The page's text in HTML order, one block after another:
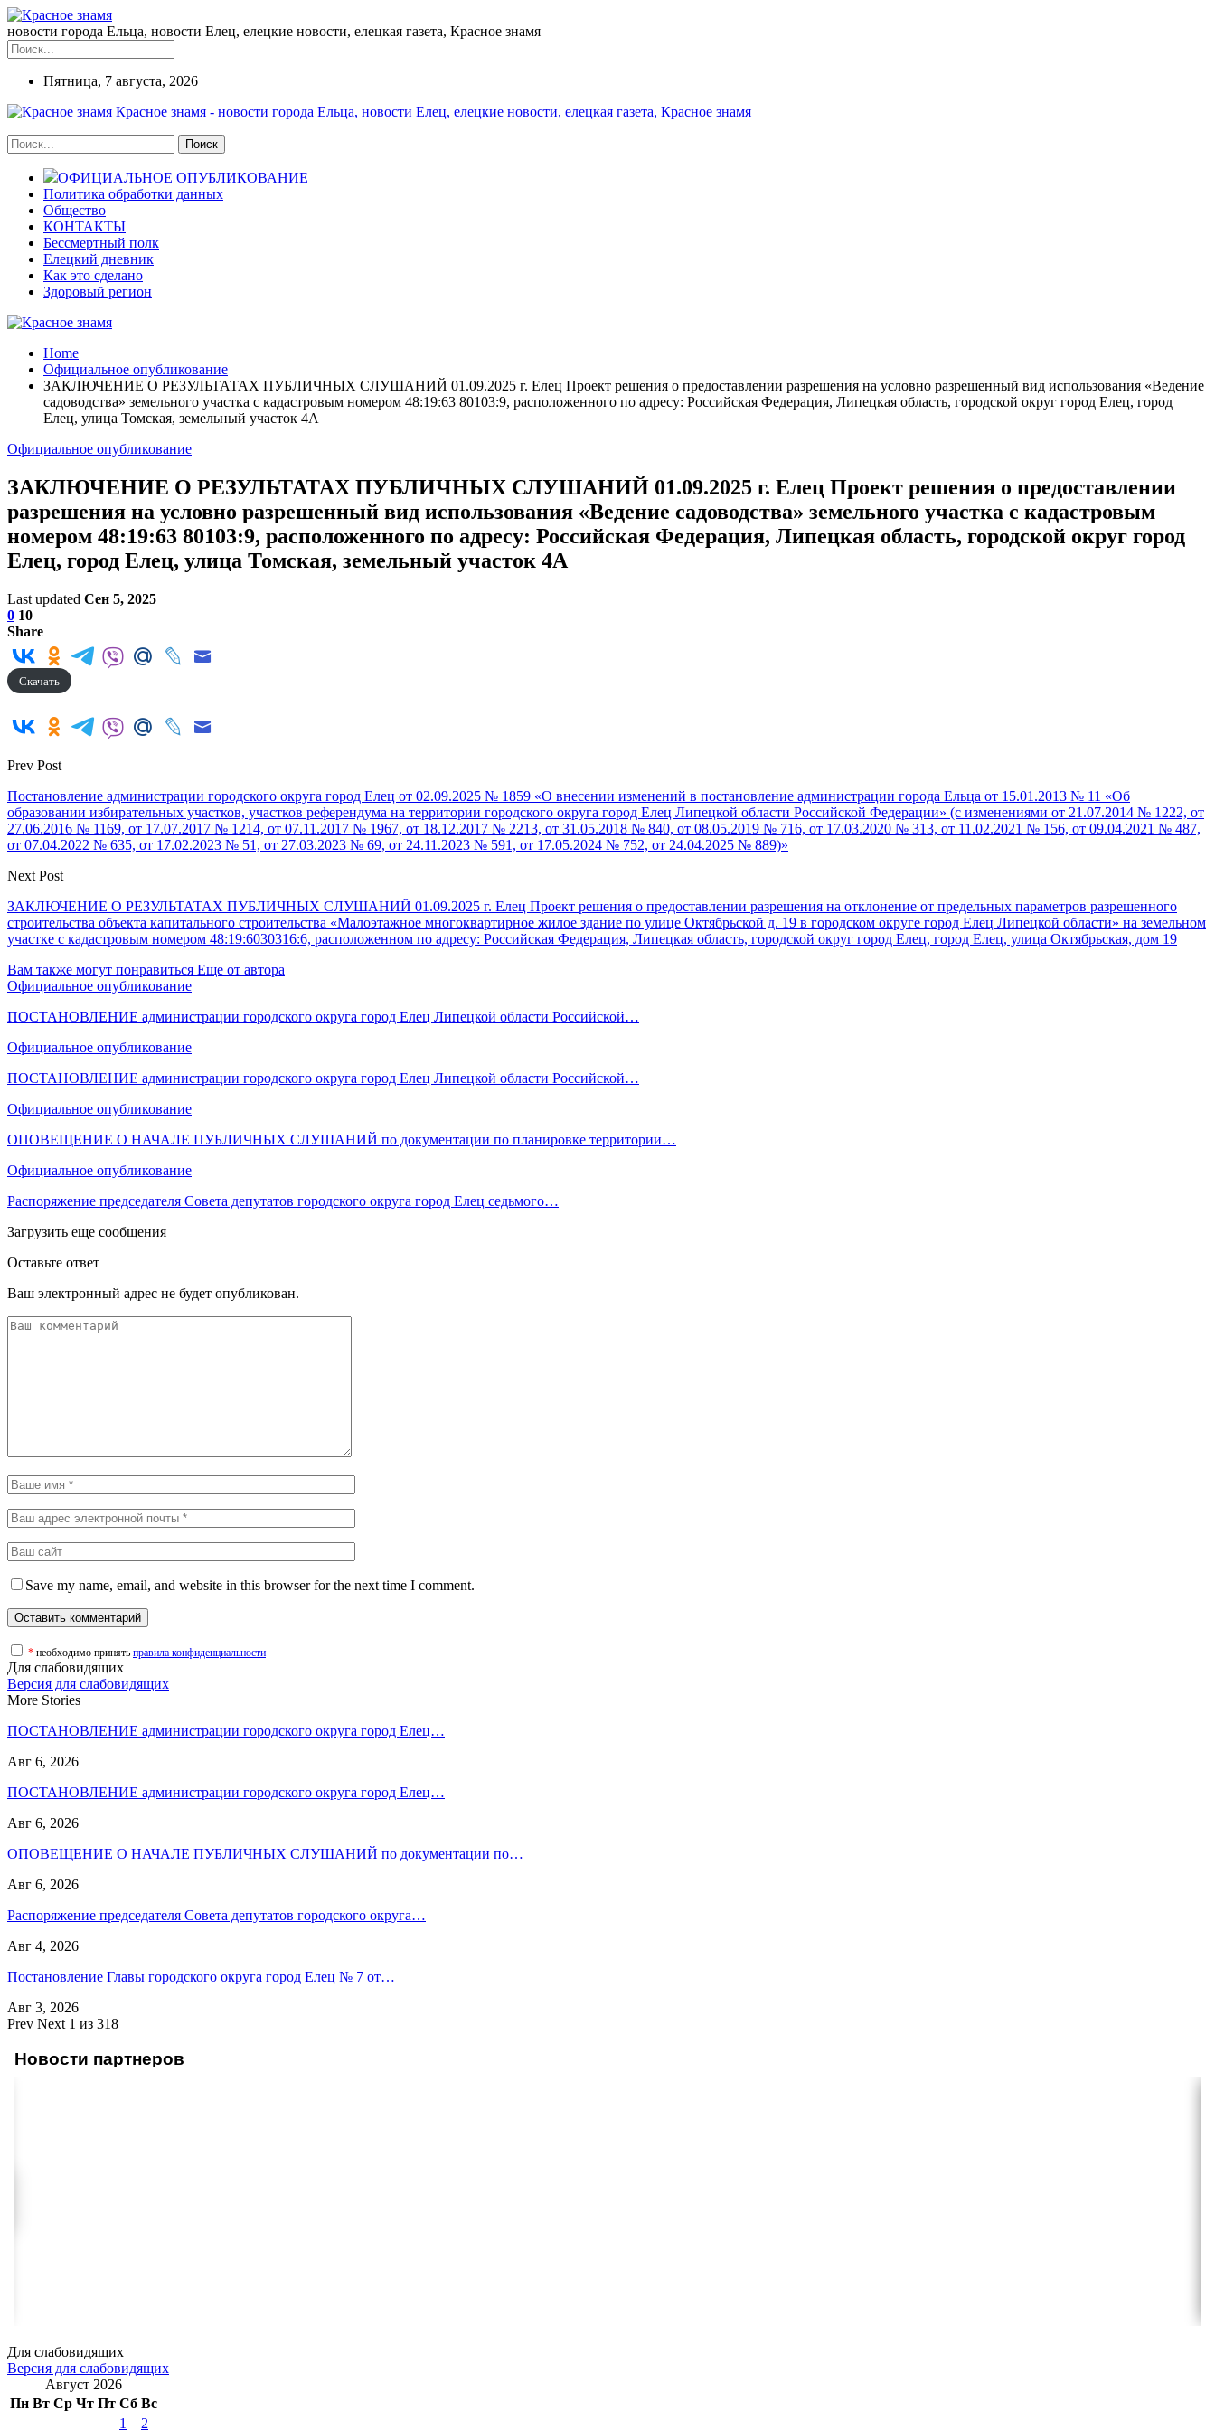
новости города Ельца, новости Елец, елецкие новости, елецкая газета, Красное знамя
Пятница, 7 августа, 2026
Красное знамя - новости города Ельца, новости Елец, елецкие новости, елецкая газета, Красное знамя
ОФИЦИАЛЬНОЕ ОПУБЛИКОВАНИЕ
Политика обработки данных
Общество
КОНТАКТЫ
Бессмертный полк
Елецкий дневник
Как это сделано
Здоровый регион
Home
Официальное опубликование
ЗАКЛЮЧЕНИЕ О РЕЗУЛЬТАТАХ ПУБЛИЧНЫХ СЛУШАНИЙ 01.09.2025 г. Елец Проект решения о предоставлении разрешения на условно разрешенный вид использования «Ведение
садоводства» земельного участка с кадастровым номером 48:19:63 80103:9, расположенного по адресу: Российская Федерация, Липецкая область, городской округ город Елец, город
Елец, улица Томская, земельный участок 4А
Официальное опубликование
ЗАКЛЮЧЕНИЕ О РЕЗУЛЬТАТАХ ПУБЛИЧНЫХ СЛУШАНИЙ 01.09.2025 г. Елец Проект решения о предоставлении
разрешения на условно разрешенный вид использования «Ведение садоводства» земельного участка с кадастровым
номером 48:19:63 80103:9, расположенного по адресу: Российская Федерация, Липецкая область, городской округ город
Елец, город Елец, улица Томская, земельный участок 4А
Last updated Сен 5, 2025
0 10
Share
Скачать
Prev Post
Постановление администрации городского округа город Елец от 02.09.2025 № 1859 «О внесении изменений в постановление администрации города Ельца от 15.01.2013 № 11 «Об
образовании избирательных участков, участков референдума на территории городского округа город Елец Липецкой области Российской Федерации» (с изменениями от 21.07.2014 № 1222, от
27.06.2016 № 1169, от 17.07.2017 № 1214, от 07.11.2017 № 1967, от 18.12.2017 № 2213, от 31.05.2018 № 840, от 08.05.2019 № 716, от 17.03.2020 № 313, от 11.02.2021 № 156, от 09.04.2021 № 487,
от 07.04.2022 № 635, от 17.02.2023 № 51, от 27.03.2023 № 69, от 24.11.2023 № 591, от 17.05.2024 № 752, от 24.04.2025 № 889)»
Next Post
ЗАКЛЮЧЕНИЕ О РЕЗУЛЬТАТАХ ПУБЛИЧНЫХ СЛУШАНИЙ 01.09.2025 г. Елец Проект решения о предоставлении разрешения на отклонение от предельных параметров разрешенного
строительства объекта капитального строительства «Малоэтажное многоквартирное жилое здание по улице Октябрьской д. 19 в городском округе город Елец Липецкой области» на земельном
участке с кадастровым номером 48:19:6030316:6, расположенном по адресу: Российская Федерация, Липецкая область, городской округ город Елец, город Елец, улица Октябрьская, дом 19
Вам также могут понравиться Еще от автора
Официальное опубликование
ПОСТАНОВЛЕНИЕ администрации городского округа город Елец Липецкой области Российской…
Официальное опубликование
ПОСТАНОВЛЕНИЕ администрации городского округа город Елец Липецкой области Российской…
Официальное опубликование
ОПОВЕЩЕНИЕ О НАЧАЛЕ ПУБЛИЧНЫХ СЛУШАНИЙ по документации по планировке территории…
Официальное опубликование
Распоряжение председателя Совета депутатов городского округа город Елец седьмого…
Загрузить еще сообщения
Оставьте ответ
Ваш электронный адрес не будет опубликован.
Save my name, email, and website in this browser for the next time I comment.
* необходимо принять правила конфиденциальности
Для слабовидящих
Версия для слабовидящих
More Stories
ПОСТАНОВЛЕНИЕ администрации городского округа город Елец…
Авг 6, 2026
ПОСТАНОВЛЕНИЕ администрации городского округа город Елец…
Авг 6, 2026
ОПОВЕЩЕНИЕ О НАЧАЛЕ ПУБЛИЧНЫХ СЛУШАНИЙ по документации по…
Авг 6, 2026
Распоряжение председателя Совета депутатов городского округа…
Авг 4, 2026
Постановление Главы городского округа город Елец № 7 от…
Авг 3, 2026
Prev Next 1 из 318
Новости партнеров
Для слабовидящих
Версия для слабовидящих
Август 2026
Пн Вт Ср Чт Пт Сб Вс
1
2